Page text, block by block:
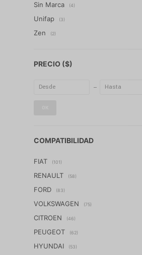
Sin Marca (4)
Unifap (3)
Zen (2)
PRECIO ($)
COMPATIBILIDAD
FIAT (101)
RENAULT (58)
FORD (83)
VOLKSWAGEN (75)
CITROEN (46)
PEUGEOT (62)
HYUNDAI (53)